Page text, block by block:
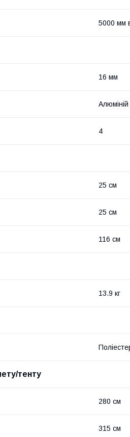
5000 мм
16 мм
Алюміній
4
25 см
25 см
116 см
13.9 кг
тенту
280 см
315 см